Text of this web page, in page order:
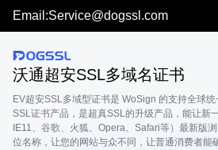
Email:Service@dogssl.com
沃通超安SSL多域名证书
EV超安SSL多域型证书是 WoSign 的支持全球
SSL证书产品，是超真SSL的升级产品，能让新
IE11、谷歌、火狐、Opera、Safari等）最新版
位名称，让您的网站与众不同，让普通消费者能